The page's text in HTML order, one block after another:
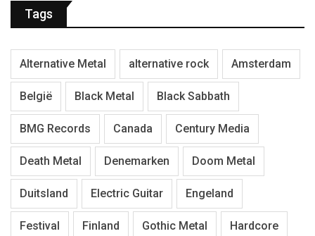
Tags
Alternative Metal alternative rock Amsterdam
België Black Metal Black Sabbath
BMG Records Canada Century Media
Death Metal Denemarken Doom Metal
Duitsland Electric Guitar Engeland
Festival Finland Gothic Metal Hardcore